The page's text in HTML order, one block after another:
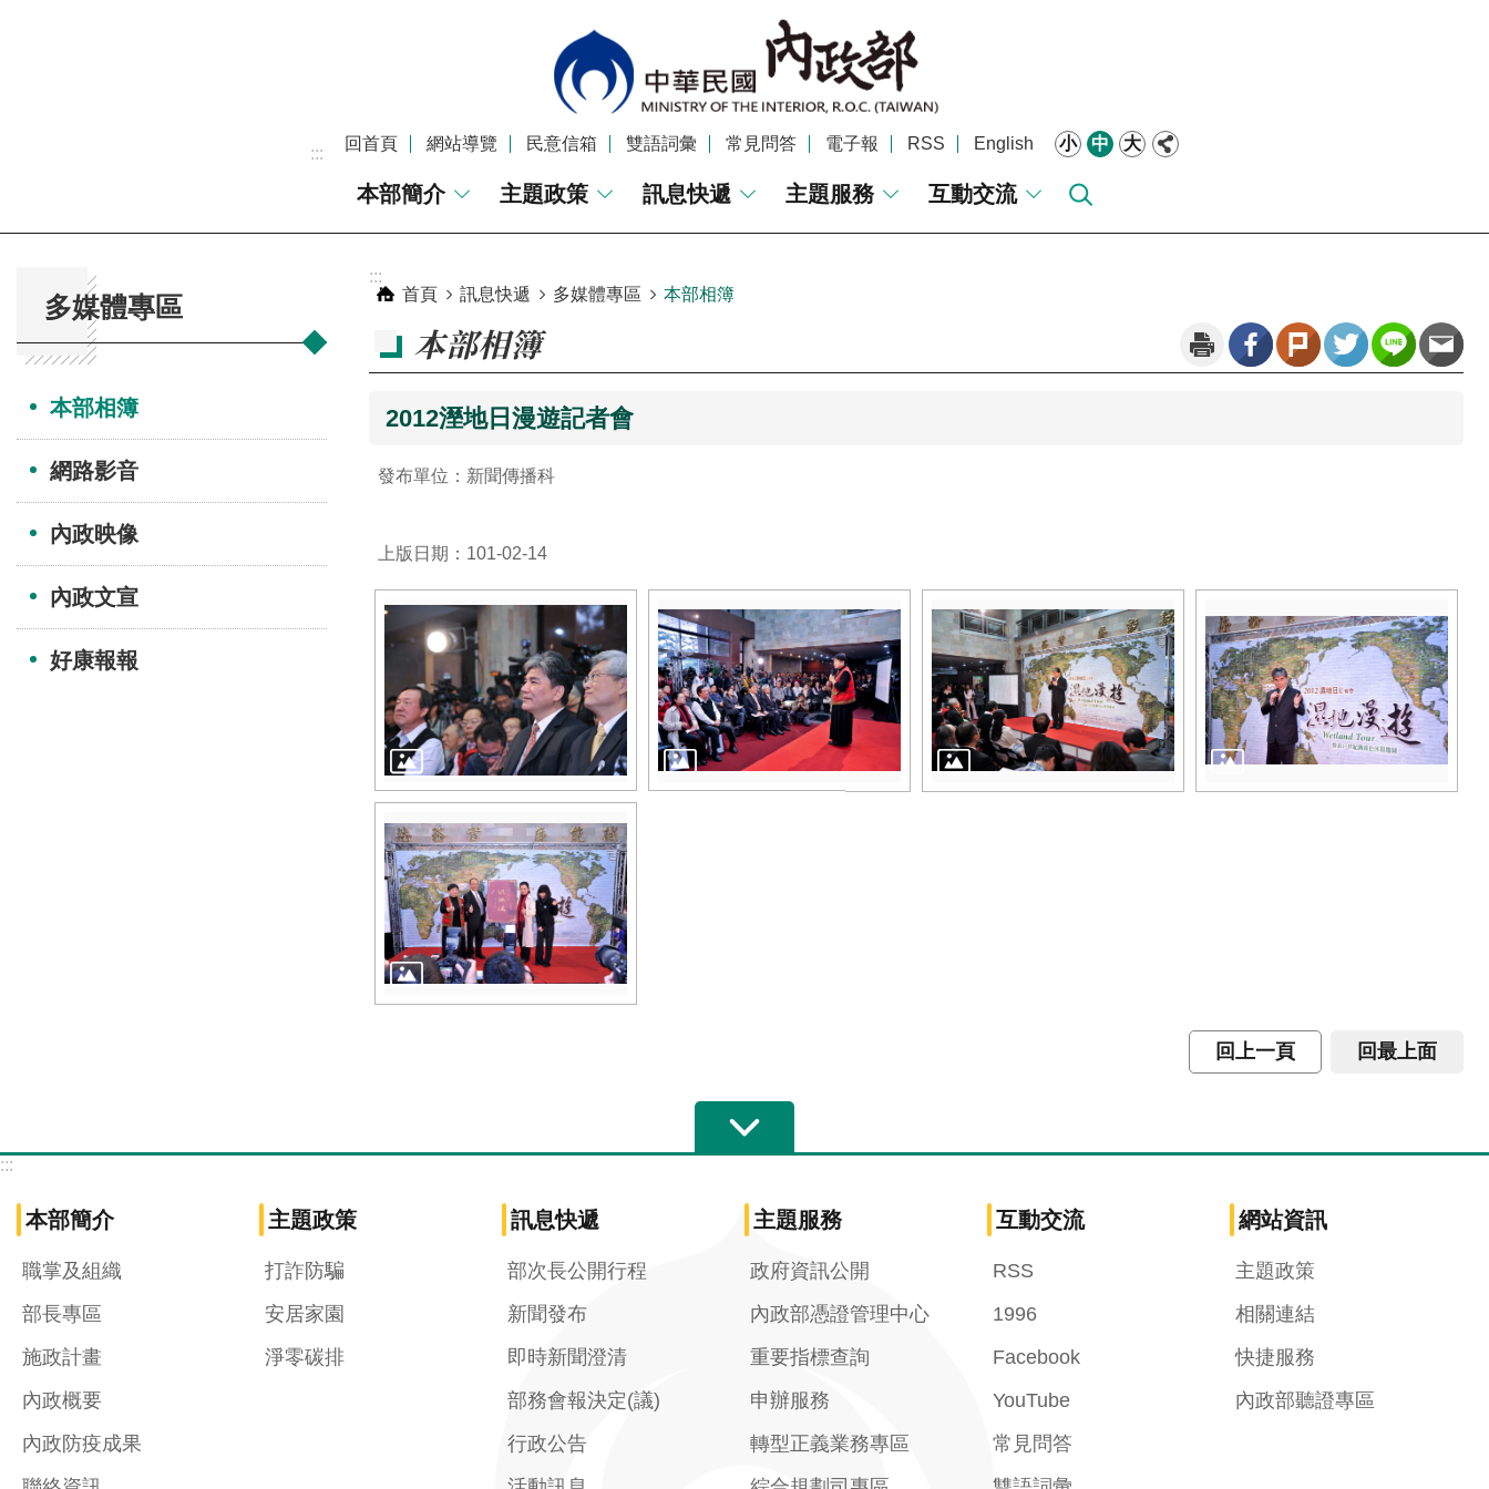
:::
回首頁 網站導覽 民意信箱 雙語詞彙 常見問答 電子報 RSS English 小 中 大
本部簡介 主題政策 訊息快遞 主題服務 互動交流
多媒體專區
本部相簿
網路影音
內政映像
內政文宣
好康報報
:::
首頁
訊息快遞 多媒體專區 本部相簿
本部相簿
2012溼地日漫遊記者會
發布單位：新聞傳播科
上版日期：101-02-14
回上一頁 回最上面
:::
本部簡介
職掌及組織
部長專區
施政計畫
內政概要
內政防疫成果
主題政策
打詐防騙
安居家園
淨零碳排
訊息快遞
部次長公開行程
新聞發布
即時新聞澄清
部務會報決定(議)
行政公告
主題服務
政府資訊公開
內政部憑證管理中心
重要指標查詢
申辦服務
轉型正義業務專區
互動交流
RSS
1996
Facebook
YouTube
常見問答
網站資訊
主題政策
相關連結
快捷服務
內政部聽證專區